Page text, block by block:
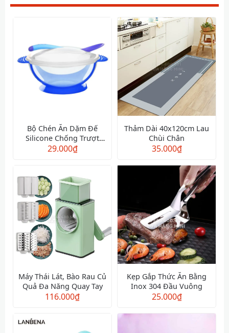
Bộ Chén Ăn Dặm Đế
Silicone Chống Trượt
Màu Xanh Kèm Muỗng
29.000₫
Thảm Dài 40x120cm Lau
Chùi Chân
35.000₫
Máy Thái Lát, Bào Rau Củ
Quả Đa Năng Quay Tay
116.000₫
Kẹp Gắp Thức Ăn Bằng
Inox 304 Đầu Vuông
25.000₫